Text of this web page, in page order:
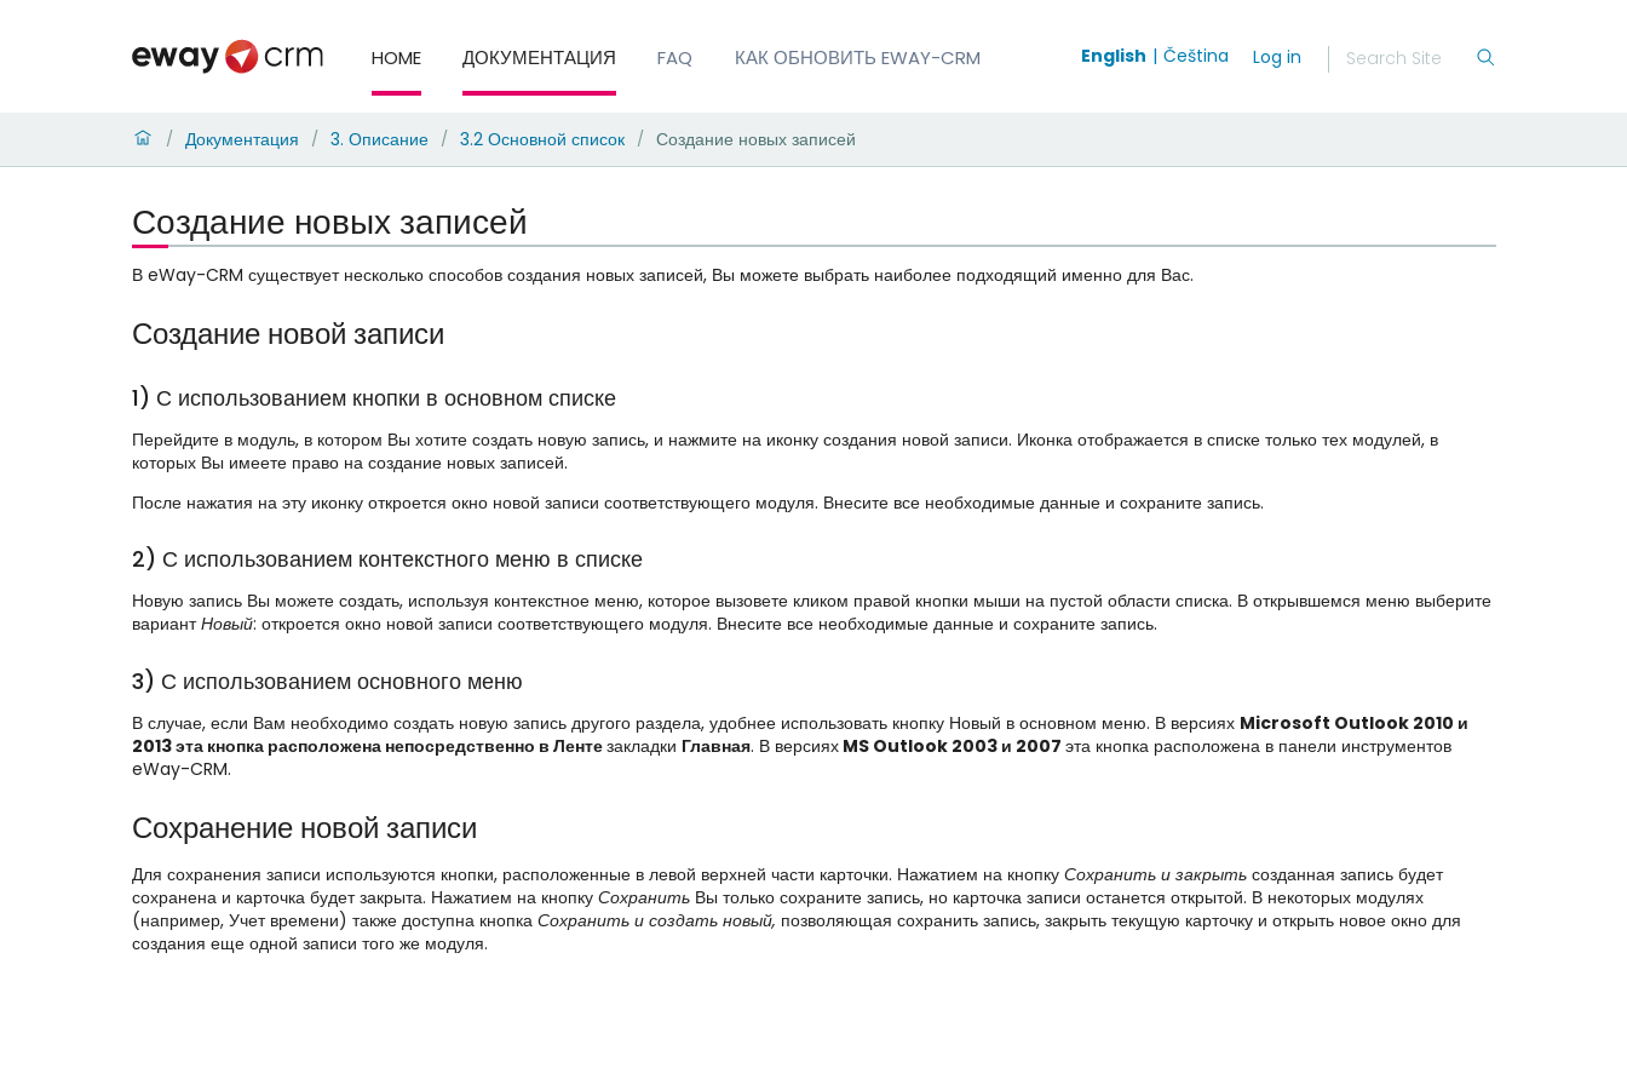
HOME ДОКУМЕНТАЦИЯ FAQ КАК ОБНОВИТЬ EWAY-CRM English Čeština Log in
/ Документация / 3. Описание / 3.2 Основной список / Создание новых записей
Создание новых записей
В eWay-CRM существует несколько способов создания новых записей, Вы можете выбрать наиболее подходящий именно для Вас.
Создание новой записи
1) С использованием кнопки в основном списке
Перейдите в модуль, в котором Вы хотите создать новую запись, и нажмите на иконку создания новой записи. Иконка отображается в списке только тех модулей, в
которых Вы имеете право на создание новых записей.
После нажатия на эту иконку откроется окно новой записи соответствующего модуля. Внесите все необходимые данные и сохраните запись.
2) С использованием контекстного меню в списке
Новую запись Вы можете создать, используя контекстное меню, которое вызовете кликом правой кнопки мыши на пустой области списка. В открывшемся меню выберите
вариантНовый: откроется окно новой записи соответствующего модуля. Внесите все необходимые данные и сохраните запись.
3) С использованием основного меню
В случае, если Вам необходимо создать новую запись другого раздела, удобнее использовать кнопку Новый в основном меню. В версиях Microsoft Outlook 2010 и
2013 эта кнопка расположена непосредственно в Лентезакладки Главная. В версияхMS Outlook 2003 и 2007 эта кнопка расположена в панели инструментов
eWay-CRM.
Сохранение новой записи
Для сохранения записи используются кнопки, расположенные в левой верхней части карточки. Нажатием на кнопку Сохранить и закрытьсозданная запись будет
сохранена и карточка будет закрыта. Нажатием на кнопку СохранитьВы только сохраните запись, но карточка записи останется открытой. В некоторых модулях
(например, Учет времени) также доступна кнопка Сохранить и создать новый, позволяющая сохранить запись, закрыть текущую карточку и открыть новое окно для
создания еще одной записи того же модуля.